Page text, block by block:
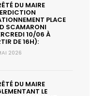
DU MAIRE
PLACE
SCAMARONI
10/06 À
DE 16H):
2026
DU MAIRE
LE